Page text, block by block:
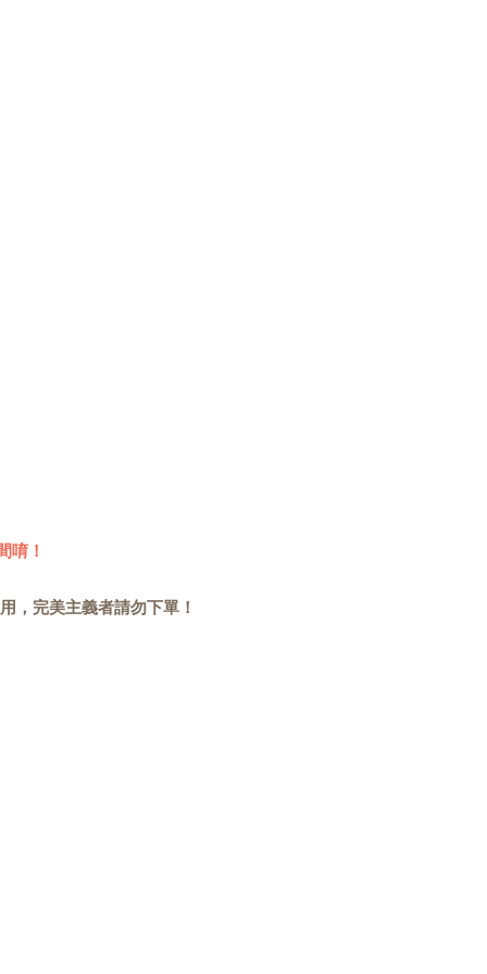
唷！
，完美主義者請勿下單！